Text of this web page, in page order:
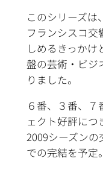
このシリーズは
フランシスコ交
しめるきっか
盤の芸術・ビジ
りました。
６番、３番、
ェクト好評につ
2009シーズン
での完結を予定。